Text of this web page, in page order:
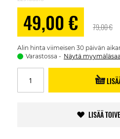
49,00 € 79,00 €
Alin hinta viimeisen 30 päivän
Varastossa
Näytä
LISÄÄ
images
gallery